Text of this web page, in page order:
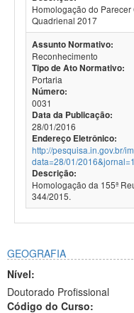
Homologação do
Quadrienal 2017
Assunto Normativo:
Reconhecimento
Tipo de Ato Normativo:
Portaria
Número:
0031
Data da Publicação:
28/01/2016
Endereço Eletrônico:
http://pesquisa.in.gov.br/
data=28/01/
Descrição:
Homologação da 155ª
344/2015.
GEOGRAFIA
Nível:
Doutorado Profissional
Código do Curso: